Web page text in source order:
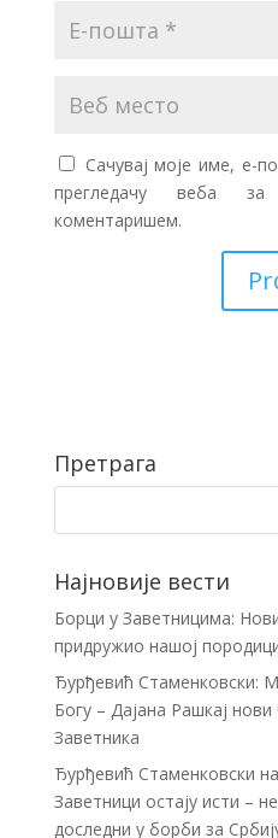
Сачувај моје име, е-
прегледачу веба
коментаришем.
Претрага
Најновије вести
Борци у Заветницима:
придружио нашој
Ђурђевић Стаменковски:
Богу – Дајана Рашкај
Заветника
Ђурђевић Стаменковски
Заветници остају исти –
доследни у борби за